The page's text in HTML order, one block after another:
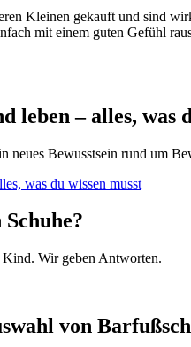
Kleinen gekauft und sind
mit einem guten Gefühl
leben – alles, was
neues Bewusstsein rund um
was du wissen musst
Wir geben Antworten.
von